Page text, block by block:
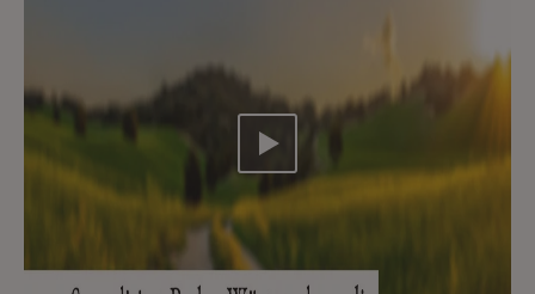
Video abspielen